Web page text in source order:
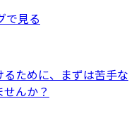
で見る
ために、まずは苦手な
んか？